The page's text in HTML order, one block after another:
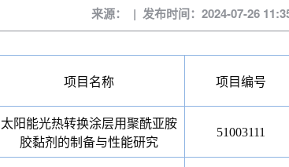
来源： | 发布时间：2024-07-26
项目名称 项目编号
太阳能光热转换涂层用聚酰亚胺
胶黏剂的制备与性能研究
51003111